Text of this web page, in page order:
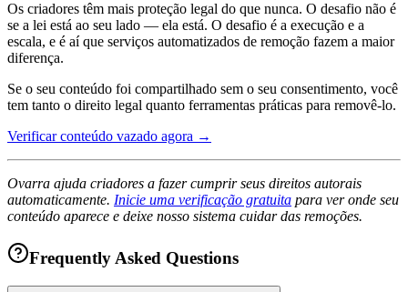
Os criadores têm mais proteção legal do que nunca. O desafio não é
se a lei está ao seu lado — ela está. O desafio é a execução e a
escala, e é aí que serviços automatizados de remoção fazem a maior
diferença.
Se o seu conteúdo foi compartilhado sem o seu consentimento, você
tem tanto o direito legal quanto ferramentas práticas para removê‑lo.
Verificar conteúdo vazado agora →
Ovarra ajuda criadores a fazer cumprir seus direitos autorais
automaticamente. Inicie uma verificação gratuita para ver onde seu
conteúdo aparece e deixe nosso sistema cuidar das remoções.
Frequently Asked Questions